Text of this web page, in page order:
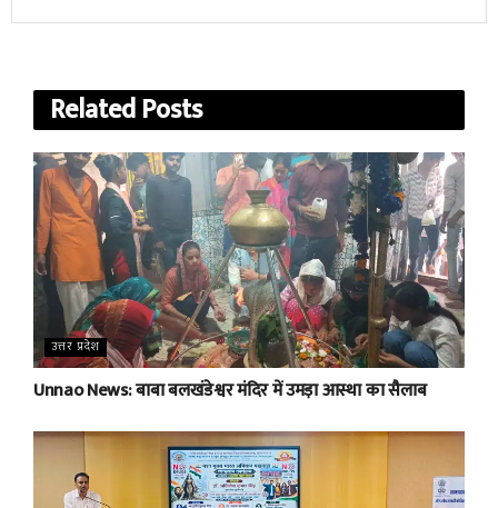
RelatedPosts
उत्तर प्रदेश
Unnao News: बाबा बलखंडेश्वर मंदिर में उमड़ा आस्था का सैलाब